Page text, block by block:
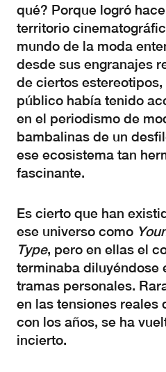
qué? Porque logró
territorio
mundo de la moda
desde sus engranajes
de ciertos
público había tenido
en el periodismo de
bambalinas de un
ese ecosistema tan
fascinante.
Es cierto que han
ese universo como
Type, pero en ellas el
terminaba diluyéndose
tramas personales.
en las tensiones reales
con los años, se ha
incierto.